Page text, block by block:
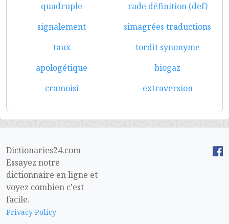
quadruple
rade définition (def)
signalement
simagrées traductions
taux
tordit synonyme
apologétique
biogaz
cramoisi
extraversion
Dictionaries24.com -
Essayez notre
dictionnaire en ligne et
voyez combien c'est
facile.
Privacy Policy